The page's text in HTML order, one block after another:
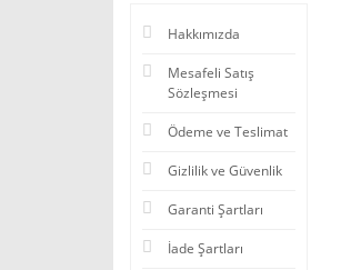
Hakkımızda
Mesafeli Satış
Sözleşmesi
Ödeme ve Teslimat
Gizlilik ve Güvenlik
Garanti Şartları
İade Şartları